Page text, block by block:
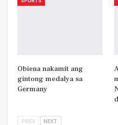
Obiena nakamit ang
gintong medalya sa
Germany
PREV NEXT